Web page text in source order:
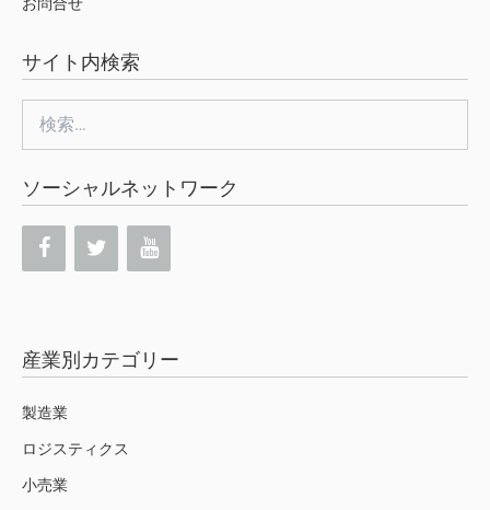
サイト内検索
ソーシャルネットワーク
産業別カテゴリー
製造業
ロジスティクス
小売業